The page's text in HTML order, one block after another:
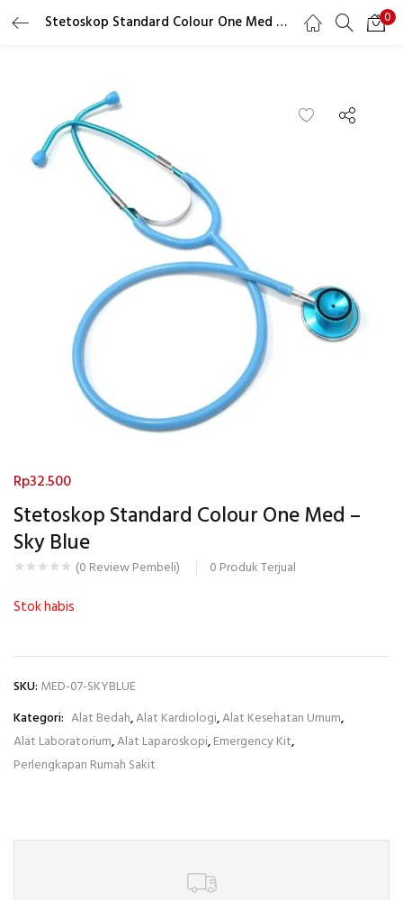
Stetoskop Standard Colour One Med – Sky Blue 0
LOGIN REGISTER
Masukkan username dan password Anda untuk login.
Stetoskop Standard Colour One Med –
Sky Blue
(0 Review Pembeli) 0 Produk Terjual
Rp32.500
Stok habis
SKU: MED-07-SKYBLUE
Kategori: Alat Bedah,Alat Kardiologi,Alat Kesehatan Umum,
Alat Laboratorium,Alat Laparoskopi,Emergency Kit,
Perlengkapan Rumah Sakit